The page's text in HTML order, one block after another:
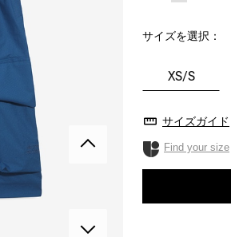
サイズを選択：
XS/S
サイズガイド
Find your size